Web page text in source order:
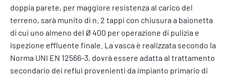
doppia parete, per maggiore resistenza al carico del
terreno, sarà munito di n. 2 tappi con chiusura a baionetta
di cui uno almeno del Ø 400 per operazione di pulizia e
ispezione effluente finale. La vasca è realizzata secondo la
Norma UNI EN 12566-3, dovrà essere adatta al trattamento
secondario dei reflui provenienti da impianto primario di